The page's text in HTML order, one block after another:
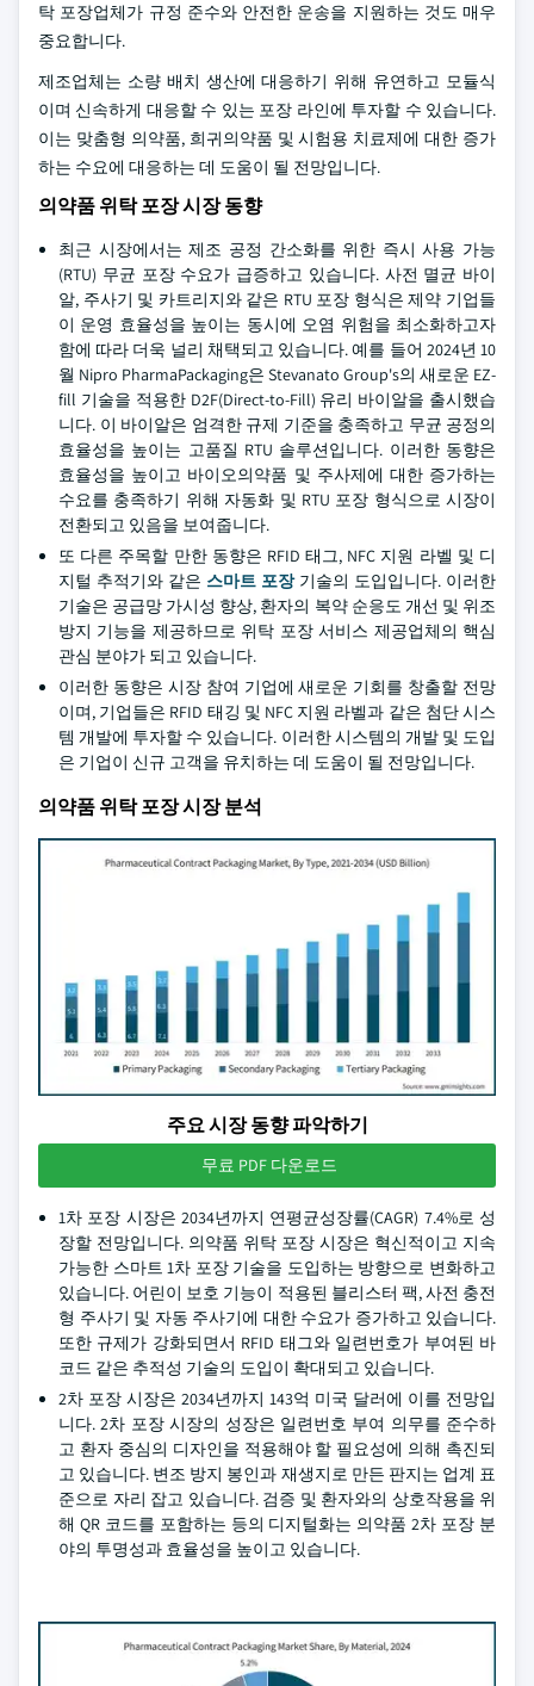
탁 포장업체가 규정 준수와 안전한 운송을 지원하는 것도 매우
중요합니다.
제조업체는 소량 배치 생산에 대응하기 위해 유연하고 모듈식
이며 신속하게 대응할 수 있는 포장 라인에 투자할 수 있습니다.
이는 맞춤형 의약품, 희귀의약품 및 시험용 치료제에 대한 증가
하는 수요에 대응하는 데 도움이 될 전망입니다.
의약품 위탁 포장 시장 동향
최근 시장에서는 제조 공정 간소화를 위한 즉시 사용 가능
(RTU) 무균 포장 수요가 급증하고 있습니다. 사전 멸균 바이
알, 주사기 및 카트리지와 같은 RTU 포장 형식은 제약 기업들
이 운영 효율성을 높이는 동시에 오염 위험을 최소화하고자
함에 따라 더욱 널리 채택되고 있습니다. 예를 들어 2024년 10
월 Nipro PharmaPackaging은 Stevanato Group's의 새로운 EZ-
fill 기술을 적용한 D2F(Direct-to-Fill) 유리 바이알을 출시했습
니다. 이 바이알은 엄격한 규제 기준을 충족하고 무균 공정의
효율성을 높이는 고품질 RTU 솔루션입니다. 이러한 동향은
효율성을 높이고 바이오의약품 및 주사제에 대한 증가하는
수요를 충족하기 위해 자동화 및 RTU 포장 형식으로 시장이
전환되고 있음을 보여줍니다.
또 다른 주목할 만한 동향은 RFID 태그, NFC 지원 라벨 및 디
지털 추적기와 같은 스마트 포장기술의 도입입니다. 이러한
기술은 공급망 가시성 향상, 환자의 복약 순응도 개선 및 위조
방지 기능을 제공하므로 위탁 포장 서비스 제공업체의 핵심
관심 분야가 되고 있습니다.
이러한 동향은 시장 참여 기업에 새로운 기회를 창출할 전망
이며, 기업들은 RFID 태깅 및 NFC 지원 라벨과 같은 첨단 시스
템 개발에 투자할 수 있습니다. 이러한 시스템의 개발 및 도입
은 기업이 신규 고객을 유치하는 데 도움이 될 전망입니다.
의약품 위탁 포장 시장 분석
주요 시장 동향 파악하기
무료 PDF 다운로드
1차 포장 시장은 2034년까지 연평균성장률(CAGR) 7.4%로 성
장할 전망입니다. 의약품 위탁 포장 시장은 혁신적이고 지속
가능한 스마트 1차 포장 기술을 도입하는 방향으로 변화하고
있습니다. 어린이 보호 기능이 적용된 블리스터 팩, 사전 충전
형 주사기 및 자동 주사기에 대한 수요가 증가하고 있습니다.
또한 규제가 강화되면서 RFID 태그와 일련번호가 부여된 바
코드 같은 추적성 기술의 도입이 확대되고 있습니다.
2차 포장 시장은 2034년까지 143억 미국 달러에 이를 전망입
니다. 2차 포장 시장의 성장은 일련번호 부여 의무를 준수하
고 환자 중심의 디자인을 적용해야 할 필요성에 의해 촉진되
고 있습니다. 변조 방지 봉인과 재생지로 만든 판지는 업계 표
준으로 자리 잡고 있습니다. 검증 및 환자와의 상호작용을 위
해 QR 코드를 포함하는 등의 디지털화는 의약품 2차 포장 분
야의 투명성과 효율성을 높이고 있습니다.